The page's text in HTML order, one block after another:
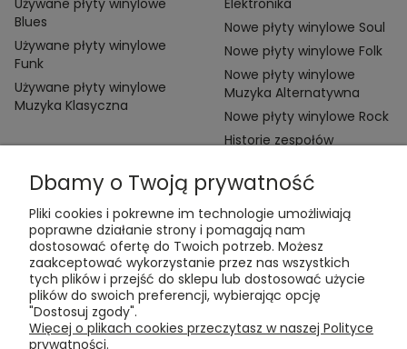
Używane płyty winylowe
Blues
Używane płyty winylowe
Funk
Używane płyty winylowe
Muzyka Klasyczna
Elektronika
Nowe płyty winylowe Soul
Nowe płyty winylowe Folk
Nowe płyty winylowe
Muzyka Alternatywna
Nowe płyty winylowe Rock
Historie zespołów
Kontakt:
t:+48 609 155 327
e:vinyltamka@gmail.com
ul. Chmielna 20, 00-020 Warszawa
Dbamy o Twoją prywatność
Pliki cookies i pokrewne im technologie umożliwiają
poprawne działanie strony i pomagają nam
dostosować ofertę do Twoich potrzeb. Możesz
zaakceptować wykorzystanie przez nas wszystkich
tych plików i przejść do sklepu lub dostosować użycie
plików do swoich preferencji, wybierając opcję
"Dostosuj zgody".
Więcej o plikach cookies przeczytasz w naszej Polityce
prywatności.